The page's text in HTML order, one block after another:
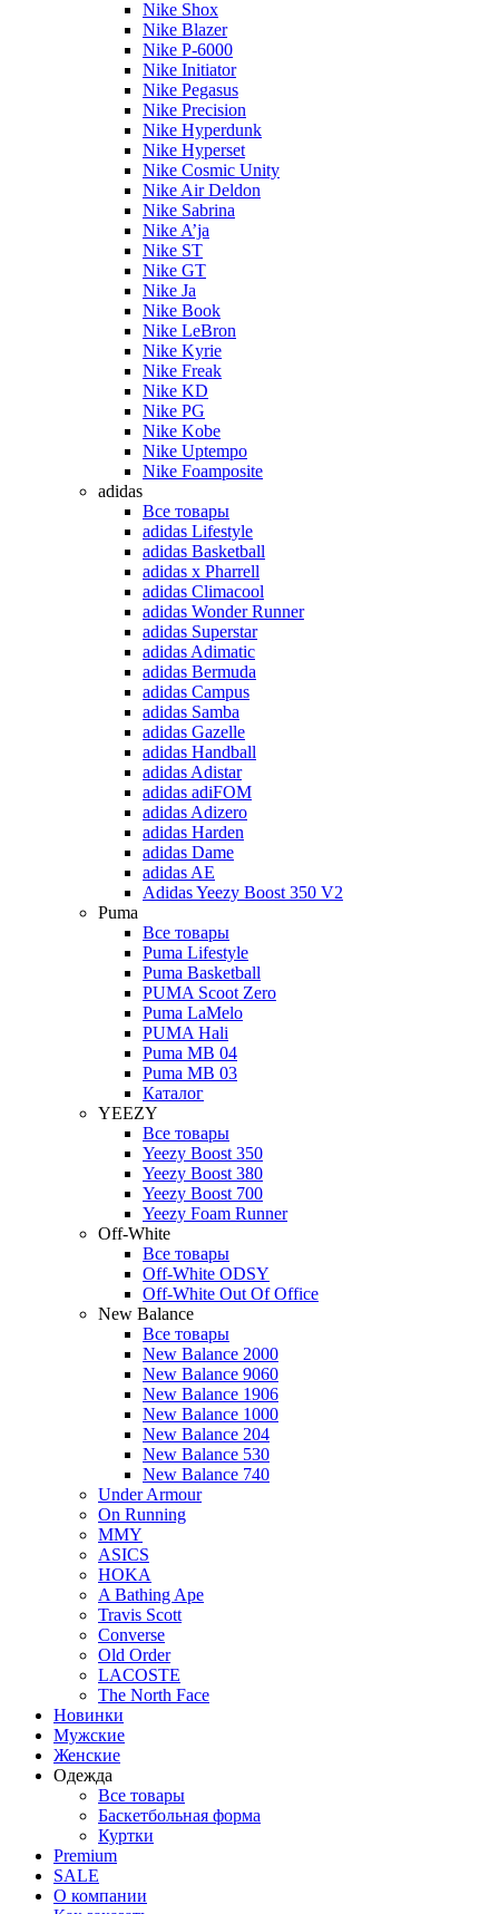
Nike Shox
Nike Blazer
Nike P-6000
Nike Initiator
Nike Pegasus
Nike Precision
Nike Hyperdunk
Nike Hyperset
Nike Cosmic Unity
Nike Air Deldon
Nike Sabrina
Nike A’ja
Nike ST
Nike GT
Nike Ja
Nike Book
Nike LeBron
Nike Kyrie
Nike Freak
Nike KD
Nike PG
Nike Kobe
Nike Uptempo
Nike Foamposite
adidas
Все товары
adidas Lifestyle
adidas Basketball
adidas x Pharrell
adidas Climacool
adidas Wonder Runner
adidas Superstar
adidas Adimatic
adidas Bermuda
adidas Campus
adidas Samba
adidas Gazelle
adidas Handball
adidas Adistar
adidas adiFOM
adidas Adizero
adidas Harden
adidas Dame
adidas AE
Adidas Yeezy Boost 350 V2
Puma
Все товары
Puma Lifestyle
Puma Basketball
PUMA Scoot Zero
Puma LaMelo
PUMA Hali
Puma MB 04
Puma MB 03
Каталог
YEEZY
Все товары
Yeezy Boost 350
Yeezy Boost 380
Yeezy Boost 700
Yeezy Foam Runner
Off-White
Все товары
Off-White ODSY
Off-White Out Of Office
New Balance
Все товары
New Balance 2000
New Balance 9060
New Balance 1906
New Balance 1000
New Balance 204
New Balance 530
New Balance 740
Under Armour
On Running
MMY
ASICS
HOKA
A Bathing Ape
Travis Scott
Converse
Old Order
LACOSTE
The North Face
Новинки
Мужские
Женские
Одежда
Все товары
Баскетбольная форма
Куртки
Premium
SALE
О компании